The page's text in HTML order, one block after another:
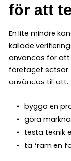
för att
En lite mindre
kallade
användas för att
företaget satsar
användas till att:
bygga en
göra
testa teknik
ta fram en